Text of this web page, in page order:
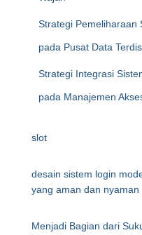
Strategi Pemeliharaan
pada Pusat Data
Strategi Integrasi
pada Manajemen
slot
desain sistem login
yang aman dan nyaman
Menjadi Bagian dari